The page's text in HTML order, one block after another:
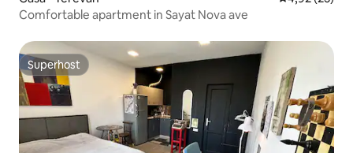
Comfortable apartment in Sayat Nova ave
Superhost
Superhost